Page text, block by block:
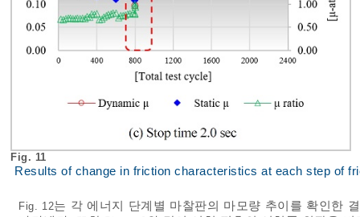
Fig. 11
Results of change in friction characteristics at each step of
Fig. 12는 각 에너지 단계별 마찰판의 마모량 추이를 확인한